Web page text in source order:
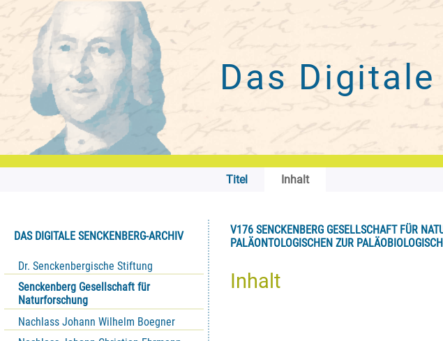
Das Digitale
Titel Inhalt
DAS DIGITALE SENCKENBERG-ARCHIV
Dr. Senckenbergische Stiftung
Senckenberg Gesellschaft für
Naturforschung
Nachlass Johann Wilhelm Boegner
V176 SENCKENBERG GESELLSCHAFT FÜR
PALÄONTOLOGISCHEN ZUR
Inhalt